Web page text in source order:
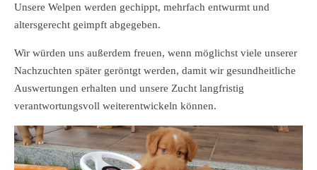
Unsere Welpen werden gechippt, mehrfach entwurmt und
altersgerecht geimpft abgegeben.
Wir würden uns außerdem freuen, wenn möglichst viele unserer
Nachzuchten später geröntgt werden, damit wir gesundheitliche
Auswertungen erhalten und unsere Zucht langfristig
verantwortungsvoll weiterentwickeln können.